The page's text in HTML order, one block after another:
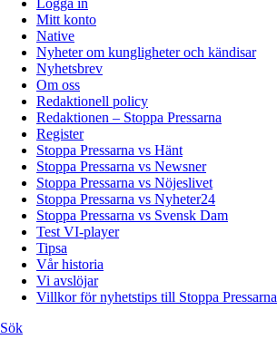
Logga in
Mitt konto
Native
Nyheter om kungligheter och kändisar
Nyhetsbrev
Om oss
Redaktionell policy
Redaktionen – Stoppa Pressarna
Register
Stoppa Pressarna vs Hänt
Stoppa Pressarna vs Newsner
Stoppa Pressarna vs Nöjeslivet
Stoppa Pressarna vs Nyheter24
Stoppa Pressarna vs Svensk Dam
Test VI-player
Tipsa
Vår historia
Vi avslöjar
Villkor för nyhetstips till Stoppa Pressarna
Sök